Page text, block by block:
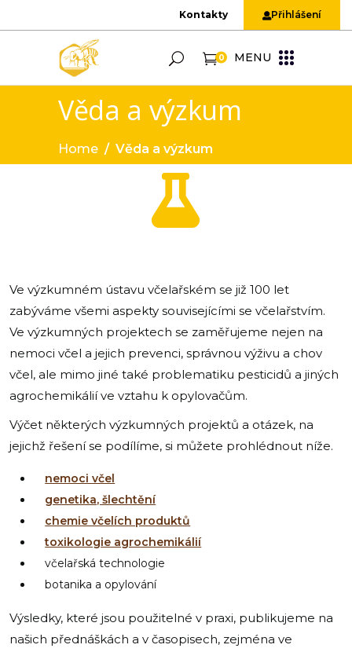
Kontakty Přihlášení
0 MENU
Věda a výzkum
Home / Věda a výzkum
Ve výzkumném ústavu včelařském se již 100 let
zabýváme všemi aspekty souvisejícími se včelařstvím.
Ve výzkumných projektech se zaměřujeme nejen na
nemoci včel a jejich prevenci, správnou výživu a chov
včel, ale mimo jiné také problematiku pesticidů a jiných
agrochemikálií ve vztahu k opylovačům.
Výčet některých výzkumných projektů a otázek, na
jejichž řešení se podílíme, si můžete prohlédnout níže.
nemoci včel
genetika, šlechtění
chemie včelích produktů
toxikologie agrochemikálií
včelařská technologie
botanika a opylování
Výsledky, které jsou použitelné v praxi, publikujeme na
našich přednáškách a v časopisech, zejména ve